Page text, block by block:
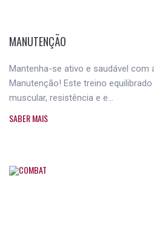
MANUTENÇÃO
Mantenha-se ativo e saudável com
Manutenção! Este treino
muscular, resistência e e...
SABER MAIS